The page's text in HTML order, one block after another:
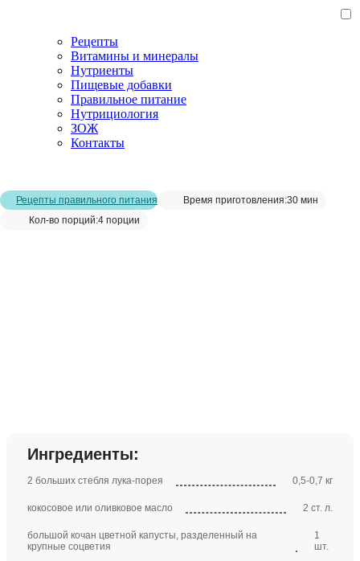
Рецепты
Витамины и минералы
Нутриенты
Пищевые добавки
Правильное питание
Нутрициология
ЗОЖ
Контакты
Рецепты правильного питания Время приготовления:30 мин
Кол-во порций:4 порции
Ингредиенты:
2 больших стебля лука-порея 0,5-0,7 кг
кокосовое или оливковое масло 2 ст. л.
большой кочан цветной капусты, разделенный на
крупные соцветия
1
шт.